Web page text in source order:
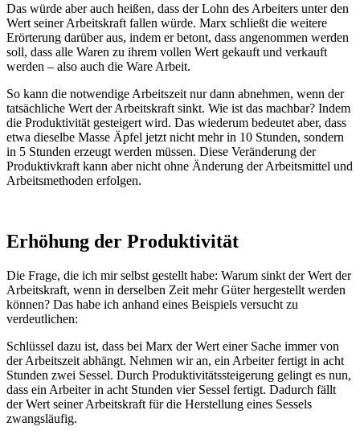
Das würde aber auch heißen, dass der Lohn des Arbeiters unter den
Wert seiner Arbeitskraft fallen würde. Marx schließt die weitere
Erörterung darüber aus, indem er betont, dass angenommen werden
soll, dass alle Waren zu ihrem vollen Wert gekauft und verkauft
werden – also auch die Ware Arbeit.
So kann die notwendige Arbeitszeit nur dann abnehmen, wenn der
tatsächliche Wert der Arbeitskraft sinkt. Wie ist das machbar? Indem
die Produktivität gesteigert wird. Das wiederum bedeutet aber, dass
etwa dieselbe Masse Äpfel jetzt nicht mehr in 10 Stunden, sondern
in 5 Stunden erzeugt werden müssen. Diese Veränderung der
Produktivkraft kann aber nicht ohne Änderung der Arbeitsmittel und
Arbeitsmethoden erfolgen.
Erhöhung der Produktivität
Die Frage, die ich mir selbst gestellt habe: Warum sinkt der Wert der
Arbeitskraft, wenn in derselben Zeit mehr Güter hergestellt werden
können? Das habe ich anhand eines Beispiels versucht zu
verdeutlichen:
Schlüssel dazu ist, dass bei Marx der Wert einer Sache immer von
der Arbeitszeit abhängt. Nehmen wir an, ein Arbeiter fertigt in acht
Stunden zwei Sessel. Durch Produktivitätssteigerung gelingt es nun,
dass ein Arbeiter in acht Stunden vier Sessel fertigt. Dadurch fällt
der Wert seiner Arbeitskraft für die Herstellung eines Sessels
zwangsläufig.